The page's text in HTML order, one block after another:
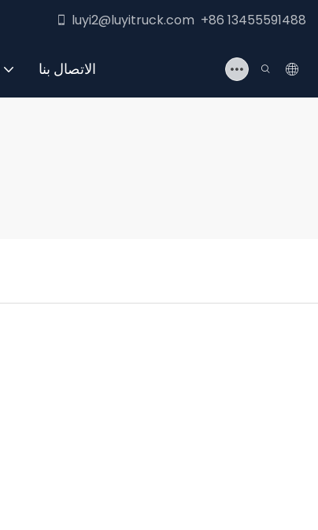
luyi2@luyitruck.com +86 13455591488
الاتصال بنا